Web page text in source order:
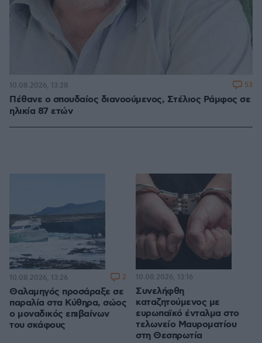
Πέθανε ο σπουδαίος διανοούμενος, Στέλιος Ράμφος σε
ηλικία 87 ετών
10.08.2026, 13:28 53
Θαλαμηγός προσάραξε σε
παραλία στα Κύθηρα, σώος
ο μοναδικός επιβαίνων
του σκάφους
10.08.2026, 13:26 2
Συνελήφθη
καταζητούμενος με
ευρωπαϊκό ένταλμα στο
τελωνείο Μαυροματίου
στη Θεσπρωτία
10.08.2026, 13:16